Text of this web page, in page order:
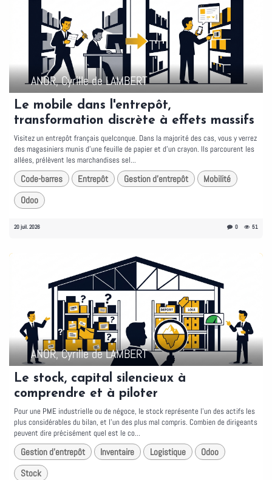
ANOR, Cyrille de LAMBERT
Le mobile dans l'entrepôt,
transformation discrète à effets massifs
Visitez un entrepôt français quelconque. Dans la majorité des cas, vous y verrez
des magasiniers munis d'une feuille de papier et d'un crayon. Ils parcourent les
allées, prélèvent les marchandises sel...
Code-barres Entrepôt Gestion d'entrepôt
Mobilité
Odoo
20 juil. 2026 0 51
ANOR, Cyrille de LAMBERT
Le stock, capital silencieux à
comprendre et à piloter
Pour une PME industrielle ou de négoce, le stock représente l'un des actifs les
plus considérables du bilan, et l'un des plus mal compris. Combien de dirigeants
peuvent dire précisément quel est le co...
Gestion d'entrepôt Inventaire Logistique
Odoo
Stock